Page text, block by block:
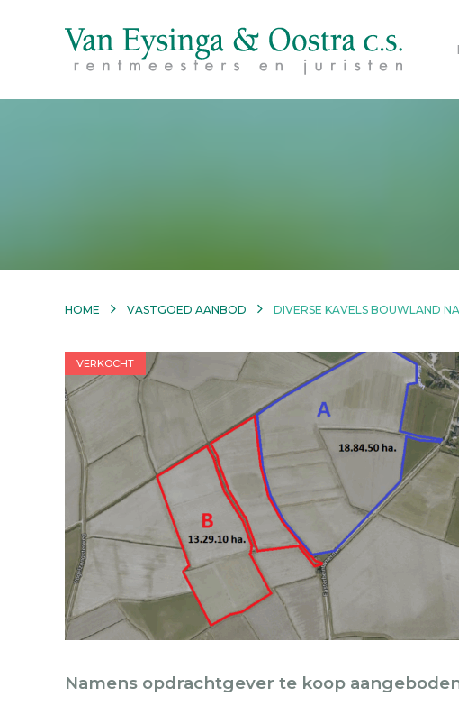
HOME VASTGOED AANBOD DIVERSE KAVELS BOUWLAND
VERKOCHT
Namens opdrachtgever te koop